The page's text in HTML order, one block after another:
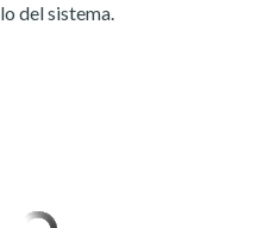
del sistema.